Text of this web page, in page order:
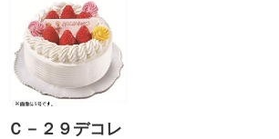
Ｃ－２９デコレ